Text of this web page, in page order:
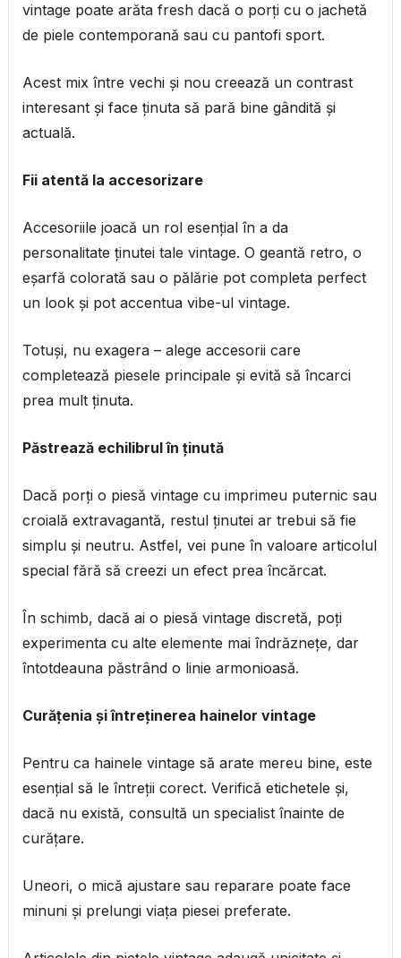
vintage poate arăta fresh dacă o porți cu o jachetă
de piele contemporană sau cu pantofi sport.
Acest mix între vechi și nou creează un contrast
interesant și face ținuta să pară bine gândită și
actuală.
Fii atentă la accesorizare
Accesoriile joacă un rol esențial în a da
personalitate ținutei tale vintage. O geantă retro, o
eșarfă colorată sau o pălărie pot completa perfect
un look și pot accentua vibe-ul vintage.
Totuși, nu exagera – alege accesorii care
completează piesele principale și evită să încarci
prea mult ținuta.
Păstrează echilibrul în ținută
Dacă porți o piesă vintage cu imprimeu puternic sau
croială extravagantă, restul ținutei ar trebui să fie
simplu și neutru. Astfel, vei pune în valoare articolul
special fără să creezi un efect prea încărcat.
În schimb, dacă ai o piesă vintage discretă, poți
experimenta cu alte elemente mai îndrăznețe, dar
întotdeauna păstrând o linie armonioasă.
Curățenia și întreținerea hainelor vintage
Pentru ca hainele vintage să arate mereu bine, este
esențial să le întreții corect. Verifică etichetele și,
dacă nu există, consultă un specialist înainte de
curățare.
Uneori, o mică ajustare sau reparare poate face
minuni și prelungi viața piesei preferate.